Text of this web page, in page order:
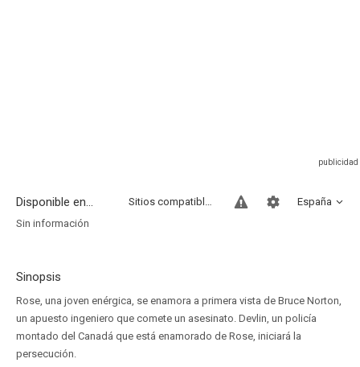
Disponible en... España
Sitios compatibles
Sin información
Sinopsis
Rose, una joven enérgica, se enamora a primera vista de Bruce Norton,
un apuesto ingeniero que comete un asesinato. Devlin, un policía
montado del Canadá que está enamorado de Rose, iniciará la
persecución.